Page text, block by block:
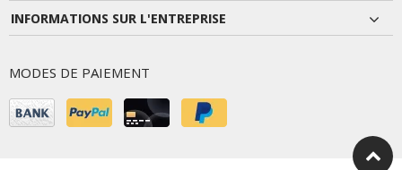
INFORMATIONS SUR L'ENTREPRISE
MODES DE PAIEMENT